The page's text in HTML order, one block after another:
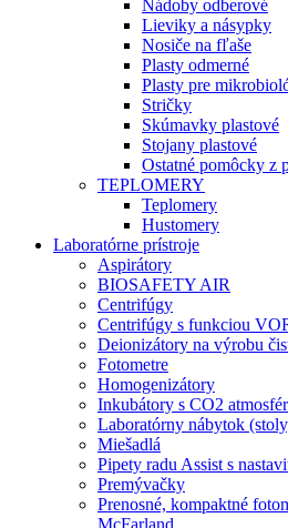
Nádoby odberové
Lieviky a násypky
Nosiče na fľaše
Plasty odmerné
Plasty pre
Stričky
Skúmavky plastové
Stojany plastové
Ostatné pomôcky z
TEPLOMERY
Teplomery
Hustomery
Laboratórne prístroje
Aspirátory
BIOSAFETY AIR
Centrifúgy
Centrifúgy s funkciou
Deionizátory na výrobu
Fotometre
Homogenizátory
Inkubátory s CO2
Laboratórny nábytok
Miešadlá
Pipety radu Assist s
Premývačky
Prenosné, kompaktné
McFarland